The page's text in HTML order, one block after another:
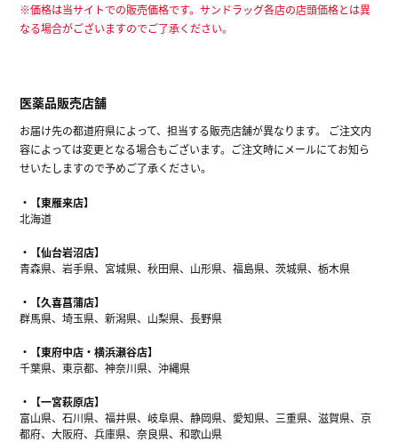
※価格は当サイトでの販売価格です。サンドラッグ各店の店頭価格とは異
なる場合がございますのでご了承ください。
医薬品販売店舗
お届け先の都道府県によって、担当する販売店舗が異なります。 ご注文内
容によっては変更となる場合もございます。ご注文時にメールにてお知ら
せいたしますので予めご了承ください。
【東雁来店】
北海道
【仙台岩沼店】
青森県、岩手県、宮城県、秋田県、山形県、福島県、茨城県、栃木県
【久喜菖蒲店】
群馬県、埼玉県、新潟県、山梨県、長野県
【東府中店・横浜瀬谷店】
千葉県、東京都、神奈川県、沖縄県
【一宮萩原店】
富山県、石川県、福井県、岐阜県、静岡県、愛知県、三重県、滋賀県、京
都府、大阪府、兵庫県、奈良県、和歌山県